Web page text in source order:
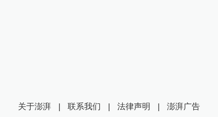
关于澎湃 | 联系我们 | 法律声明 | 澎湃广告